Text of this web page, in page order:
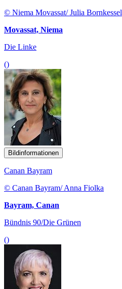
© Niema Movassat/ Julia Bornkessel
Movassat, Niema
Die Linke
()
Bildinformationen
Canan Bayram
© Canan Bayram/ Anna Fiolka
Bayram, Canan
Bündnis 90/Die Grünen
()